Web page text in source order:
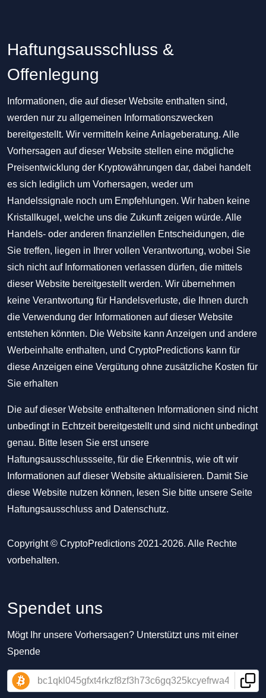
Haftungsausschluss &
Offenlegung
Informationen, die auf dieser Website enthalten sind,
werden nur zu allgemeinen Informationszwecken
bereitgestellt. Wir vermitteln keine Anlageberatung. Alle
Vorhersagen auf dieser Website stellen eine mögliche
Preisentwicklung der Kryptowährungen dar, dabei handelt
es sich lediglich um Vorhersagen, weder um
Handelssignale noch um Empfehlungen. Wir haben keine
Kristallkugel, welche uns die Zukunft zeigen würde. Alle
Handels- oder anderen finanziellen Entscheidungen, die
Sie treffen, liegen in Ihrer vollen Verantwortung, wobei Sie
sich nicht auf Informationen verlassen dürfen, die mittels
dieser Website bereitgestellt werden. Wir übernehmen
keine Verantwortung für Handelsverluste, die Ihnen durch
die Verwendung der Informationen auf dieser Website
entstehen könnten. Die Website kann Anzeigen und andere
Werbeinhalte enthalten, und CryptoPredictions kann für
diese Anzeigen eine Vergütung ohne zusätzliche Kosten für
Sie erhalten
Die auf dieser Website enthaltenen Informationen sind nicht
unbedingt in Echtzeit bereitgestellt und sind nicht unbedingt
genau. Bitte lesen Sie erst unsere
Haftungsausschlussseite, für die Erkenntnis, wie oft wir
Informationen auf dieser Website aktualisieren. Damit Sie
diese Website nutzen können, lesen Sie bitte unsere Seite
Haftungsausschluss and Datenschutz.
Copyright © CryptoPredictions 2021-2026. Alle Rechte
vorbehalten.
Spendet uns
Mögt Ihr unsere Vorhersagen? Unterstützt uns mit einer
Spende